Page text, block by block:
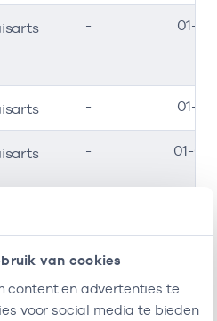
van cookies
content en advertenties te
voor social media te bieden
- 01-
- 01-
- 01-